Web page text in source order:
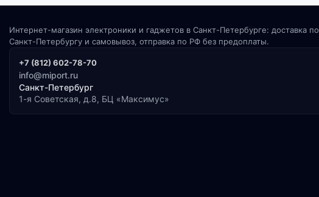
Интернет-магазин электроники и гаджетов в Санкт-Петербурге: доставка по
Санкт-Петербургу и самовывоз, отправка по РФ без предоплаты.
+7 (812) 602-78-70
info@miport.ru
Санкт-Петербург
1-я Советская, д.8, БЦ «Максимус»